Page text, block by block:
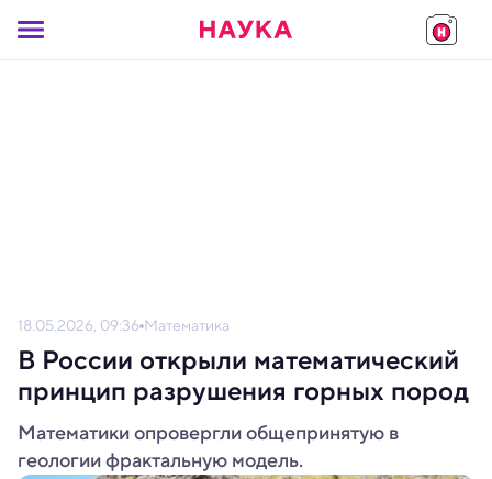
18.05.2026, 09:36 Математика
В России открыли математический
принцип разрушения горных пород
Математики опровергли общепринятую в
геологии фрактальную модель.